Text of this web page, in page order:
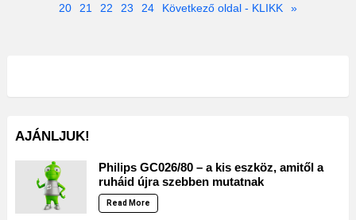
20
21 22 23 24 Következő oldal - KLIKK »
AJÁNLJUK!
Philips GC026/80 – a kis eszköz, amitől a
ruháid újra szebben mutatnak
Read More